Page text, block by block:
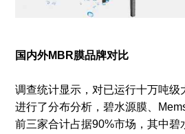
国内外MBR膜品牌对比
调查统计显示，对已运行十万吨级
进行了分布分析，碧水源膜、
前三家合计占据90%市场，其中碧